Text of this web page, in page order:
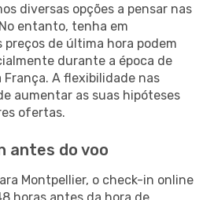
diversas opções a pensar nas
entanto, tenha em
preços de última hora podem
durante a época de
França. A flexibilidade nas
aumentar as suas hipóteses
ofertas.
antes do voo
Montpellier, o check-in online